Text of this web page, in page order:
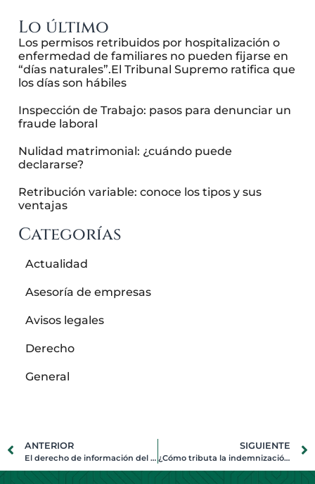
Lo último
Los permisos retribuidos por hospitalización o
enfermedad de familiares no pueden fijarse en
“días naturales”.El Tribunal Supremo ratifica que
los días son hábiles
Inspección de Trabajo: pasos para denunciar un
fraude laboral
Nulidad matrimonial: ¿cuándo puede
declararse?
Retribución variable: conoce los tipos y sus
ventajas
Categorías
Actualidad
Asesoría de empresas
Avisos legales
Derecho
General
ANTERIOR
El derecho de información del accionista de la sociedad anónima
SIGUIENTE
¿Cómo tributa la indemnización por despido?